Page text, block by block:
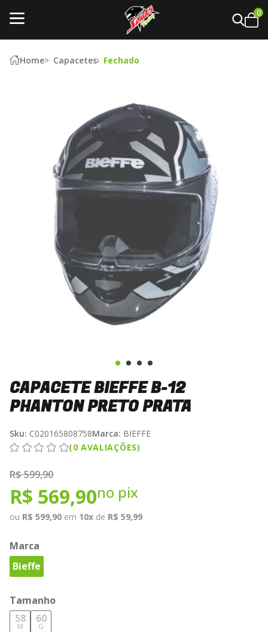
0
Home Capacetes Fechado
CAPACETE BIEFFE B-12
PHANTON PRETO PRATA
Sku: C020165808758Marca: BIEFFE
(0 AVALIAÇÕES)
R$ 599,90
R$ 569,90no pix
ou R$ 599,90 em 10x de R$ 59,99
Marca
Bieffe
Tamanho
58
M
60
G